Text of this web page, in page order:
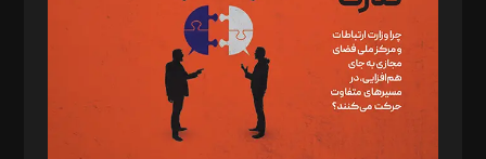
ویرایش: نگار استاد‌‌آقا
طراح یونیفرم: مجید توکلی
فیلمبرداری و عکاسی: امیر شفیعی، مانی لطفی زاده
گرافیک و صفحه‌آرایی: سید‌سبحان‌علی ثابت
مد‌یر توسعه تجاری: کامبیز برید‌